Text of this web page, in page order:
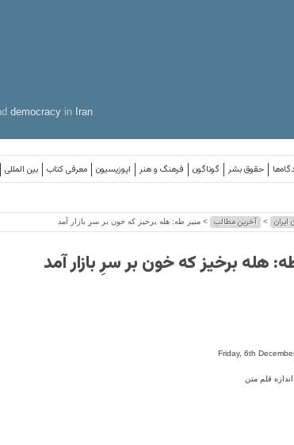
democracy in Iran
بین المللی معرفی کتاب اپوزیسیون فرهنگ و هنر گوناگون حقوق بشر
> آخرین مطالب > منیر طه: هله برخیز که خون بر سرِ بازار آمد
هله برخیز که خون بر سرِ بازار آمد
Friday, 6th
اندازه قلم متن